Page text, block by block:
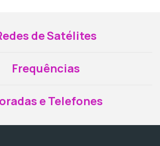
de Satélites
Frequências
e Telefones